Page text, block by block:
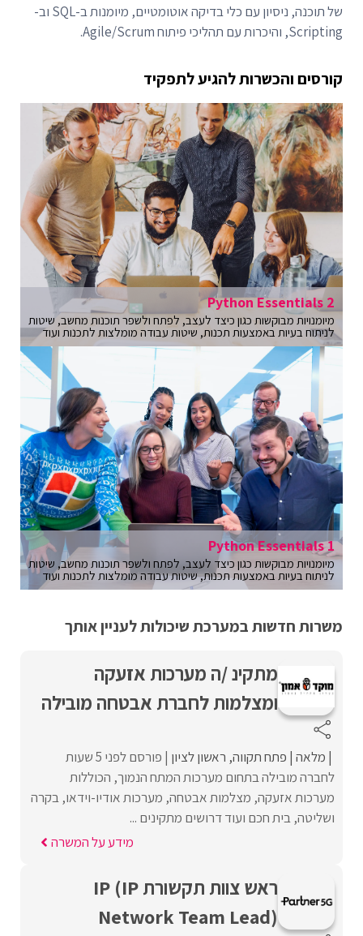
של תוכנה, ניסיון עם כלי בדיקה אוטומטיים, מיומנות ב-SQL וב-
Scripting, והיכרות עם תהליכי פיתוח Agile/Scrum.
קורסים והכשרות להגיע לתפקיד
Python Essentials 2
מיומנויות מבוקשות כגון כיצד לעצב, לפתח ולשפר תוכנות מחשב, שיטות
לניתוח בעיות באמצעות תכנות, שיטות עבודה מומלצות לתכנות ועוד
Python Essentials 1
מיומנויות מבוקשות כגון כיצד לעצב, לפתח ולשפר תוכנות מחשב, שיטות
לניתוח בעיות באמצעות תכנות, שיטות עבודה מומלצות לתכנות ועוד
משרות חדשות במערכת שיכולות לעניין אותך
מתקינ /ה מערכות אזעקה
ומצלמות לחברת אבטחה מובילה
מלאה פתח תקווה ראשון לציון פורסם לפני 5 שעות
לחברה מובילה בתחום מערכות המתח הנמוך, הכוללות
מערכות אזעקה, מצלמות אבטחה, מערכות אודיו-וידאו, בקרה
ושליטה, בית חכם ועוד דרושים מתקינים ...
מידע על המשרה
ראש צוות תקשורת IP (IP
Network Team Lead)